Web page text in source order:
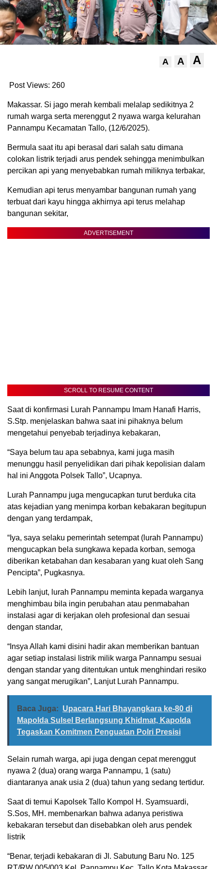
A A A
Post Views: 260
Makassar. Si jago merah kembali melalap sedikitnya 2
rumah warga serta merenggut 2 nyawa warga kelurahan
Pannampu Kecamatan Tallo, (12/6/2025).
Bermula saat itu api berasal dari salah satu dimana
colokan listrik terjadi arus pendek sehingga menimbulkan
percikan api yang menyebabkan rumah miliknya terbakar,
Kemudian api terus menyambar bangunan rumah yang
terbuat dari kayu hingga akhirnya api terus melahap
bangunan sekitar,
ADVERTISEMENT
SCROLL TO RESUME CONTENT
Saat di konfirmasi Lurah Pannampu Imam Hanafi Harris,
S.Stp. menjelaskan bahwa saat ini pihaknya belum
mengetahui penyebab terjadinya kebakaran,
“Saya belum tau apa sebabnya, kami juga masih
menunggu hasil penyelidikan dari pihak kepolisian dalam
hal ini Anggota Polsek Tallo”, Ucapnya.
Lurah Pannampu juga mengucapkan turut berduka cita
atas kejadian yang menimpa korban kebakaran begitupun
dengan yang terdampak,
“Iya, saya selaku pemerintah setempat (lurah Pannampu)
mengucapkan bela sungkawa kepada korban, semoga
diberikan ketabahan dan kesabaran yang kuat oleh Sang
Pencipta”, Pugkasnya.
Lebih lanjut, lurah Pannampu meminta kepada warganya
menghimbau bila ingin perubahan atau penmabahan
instalasi agar di kerjakan oleh profesional dan sesuai
dengan standar,
“Insya Allah kami disini hadir akan memberikan bantuan
agar setiap instalasi listrik milik warga Pannampu sesuai
dengan standar yang ditentukan untuk menghindari resiko
yang sangat merugikan”, Lanjut Lurah Pannampu.
Baca Juga: Upacara Hari Bhayangkara ke-80 di
Mapolda Sulsel Berlangsung Khidmat, Kapolda
Tegaskan Komitmen Penguatan Polri Presisi
Selain rumah warga, api juga dengan cepat merenggut
nyawa 2 (dua) orang warga Pannampu, 1 (satu)
diantaranya anak usia 2 (dua) tahun yang sedang tertidur.
Saat di temui Kapolsek Tallo Kompol H. Syamsuardi,
S.Sos, MH. membenarkan bahwa adanya peristiwa
kebakaran tersebut dan disebabkan oleh arus pendek
listrik
“Benar, terjadi kebakaran di Jl. Sabutung Baru No. 125